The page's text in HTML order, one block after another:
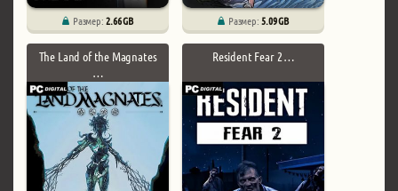
Размер:2.66 GB Размер:5.09 GB
The Land of the Magnates
…
Resident Fear 2 …